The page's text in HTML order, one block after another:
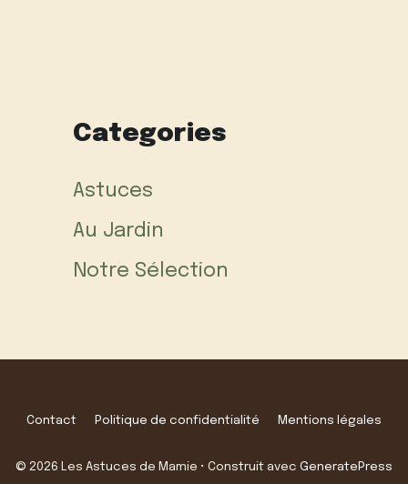
Categories
Astuces
Au Jardin
Notre Sélection
Contact Politique de confidentialité Mentions légales
© 2026 Les Astuces de Mamie • Construit avec GeneratePress